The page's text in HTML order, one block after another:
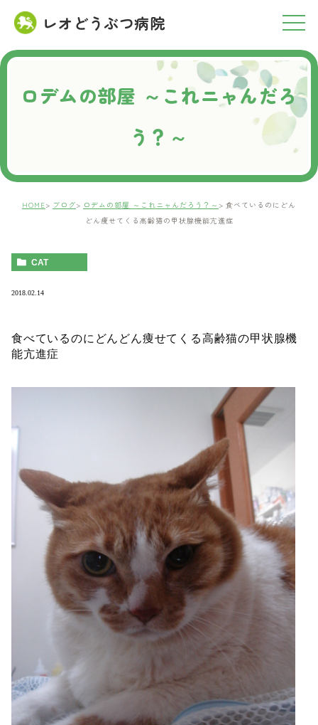
レオどうぶつ病院
RESERVATION
ご予約について
ロデムの部屋 ～これニャんだろ
う？～
HOME ブログ ロデムの部屋 ～これニャんだろう？～
食べているのにどん
どん痩せてくる高齢猫の甲状腺機能亢進症
CAT
2018.02.14
食べているのにどんどん痩せてくる高齢猫の甲状腺機
能亢進症